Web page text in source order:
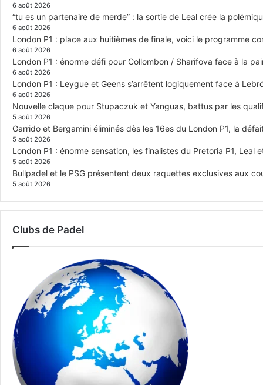
6 août 2026
“tu es un partenaire de merde” : la sortie de Leal crée la
6 août 2026
London P1 : place aux huitièmes de finale, voici le programme
6 août 2026
London P1 : énorme défi pour Collombon / Sharifova face à la
6 août 2026
London P1 : Leygue et Geens s’arrêtent logiquement face à
6 août 2026
Nouvelle claque pour Stupaczuk et Yanguas, battus par les
5 août 2026
Garrido et Bergamini éliminés dès les 16es du London P1, la
5 août 2026
London P1 : énorme sensation, les finalistes du Pretoria P1, Leal
5 août 2026
Bullpadel et le PSG présentent deux raquettes exclusives aux
5 août 2026
Clubs de Padel